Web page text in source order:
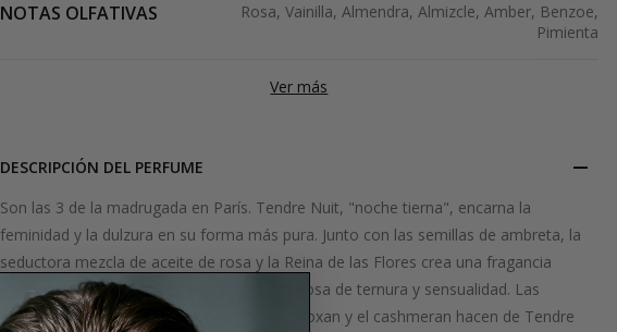
NOTAS OLFATIVAS
Rosa, Vainilla, Almendra, Almizcle, Amber, Benzoe,
Pimienta
Ver más
DESCRIPCIÓN DEL PERFUME
Son las 3 de la madrugada en París. Tendre Nuit, "noche tierna", encarna la
feminidad y la dulzura en su forma más pura. Junto con las semillas de ambreta, la
seductora mezcla de aceite de rosa y la Reina de las Flores crea una fragancia
romántica que se entrega a un aura misteriosa de ternura y sensualidad. Las
aterciopeladas notas empolvadas del Ambroxan y el cashmeran hacen de Tendre